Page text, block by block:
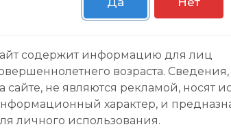
содержит информацию для лиц
возраста.
сайте, не являются рекламой, носят
характер, и
личного использования.